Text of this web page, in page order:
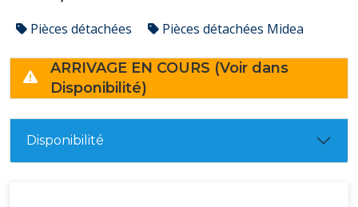
Pièces détachées Pièces détachées Midea
ARRIVAGE EN COURS (Voir dans
Disponibilité)
Disponibilité